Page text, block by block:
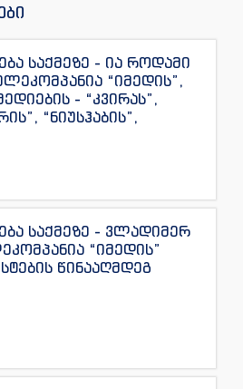
საქმეზე - ია როდამი
“იმედის”,
- “კვირას”,
“ნიუსჰაბის”,
ჟურნალისტების
საქმეზე - ვლადიმერ
“იმედის”
წინააღმდეგ